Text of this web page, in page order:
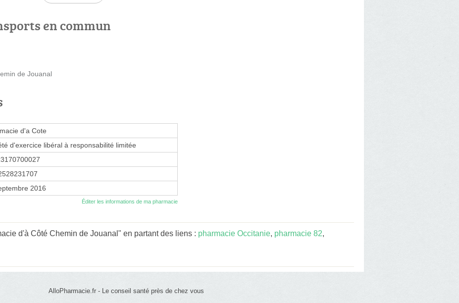
en commun
de Jouanal
d'a Cote
d'exercice libéral à responsabilité limitée
2016
Éditer les informations de ma pharmacie
d'à Côté Chemin de Jouanal" en partant des liens : pharmacie Occitanie, pharmacie 82,
AlloPharmacie.fr - Le conseil santé près de chez vous